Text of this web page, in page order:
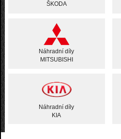
ŠKODA
Náhradní díly
MITSUBISHI
Náhradní díly
KIA